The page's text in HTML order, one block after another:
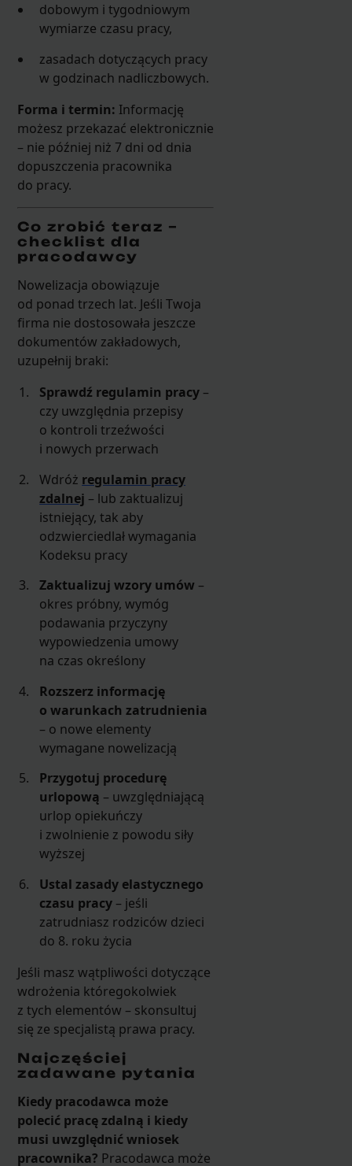
dobowym i tygodniowym
wymiarze czasu pracy,
zasadach dotyczących pracy
w godzinach nadliczbowych.
Forma i termin: Informację
możesz przekazać elektronicznie
– nie później niż 7 dni od dnia
dopuszczenia pracownika
do pracy.
Co zrobić teraz –
checklist dla
pracodawcy
Nowelizacja obowiązuje
od ponad trzech lat. Jeśli Twoja
firma nie dostosowała jeszcze
dokumentów zakładowych,
uzupełnij braki:
Sprawdź regulamin pracy –
czy uwzględnia przepisy
o kontroli trzeźwości
i nowych przerwach
Wdróż regulamin pracy
zdalnej – lub zaktualizuj
istniejący, tak aby
odzwierciedlał wymagania
Kodeksu pracy
Zaktualizuj wzory umów –
okres próbny, wymóg
podawania przyczyny
wypowiedzenia umowy
na czas określony
Rozszerz informację
o warunkach zatrudnienia
– o nowe elementy
wymagane nowelizacją
Przygotuj procedurę
urlopową – uwzględniającą
urlop opiekuńczy
i zwolnienie z powodu siły
wyższej
Ustal zasady elastycznego
czasu pracy – jeśli
zatrudniasz rodziców dzieci
do 8. roku życia
Jeśli masz wątpliwości dotyczące
wdrożenia któregokolwiek
z tych elementów – skonsultuj
się ze specjalistą prawa pracy.
Najczęściej
zadawane pytania
Kiedy pracodawca może
polecić pracę zdalną i kiedy
musi uwzględnić wniosek
pracownika? Pracodawca może